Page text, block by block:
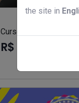
the site in
Curso auxiliar de
R$ 397,00